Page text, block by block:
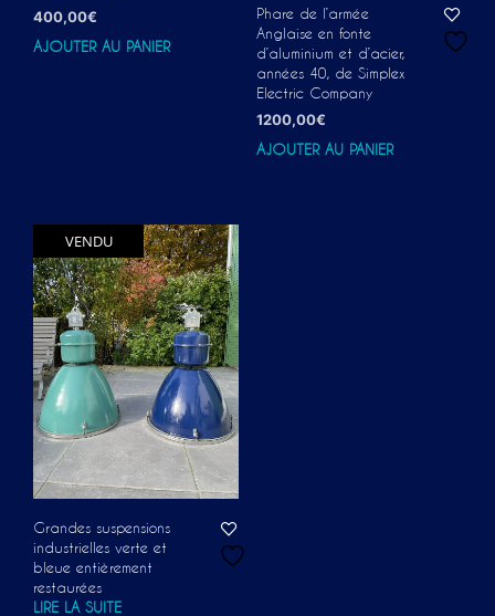
400,00€
AJOUTER AU PANIER
Phare de l’armée
Anglaise en fonte
d’aluminium et d’acier,
années 40, de Simplex
Electric Company
1200,00€
AJOUTER AU PANIER
VENDU
Grandes suspensions
industrielles verte et
bleue entièrement
restaurées
LIRE LA SUITE